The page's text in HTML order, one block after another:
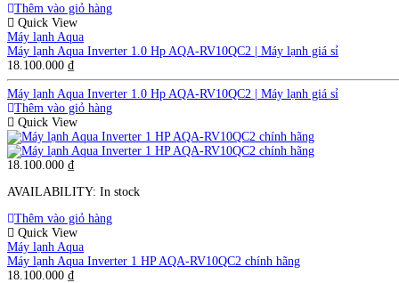
Thêm vào giỏ hàng
Quick View
Máy lạnh Aqua
Máy lạnh Aqua Inverter 1.0 Hp AQA-RV10QC2 | Máy lạnh giá sỉ
18.100.000 ₫
Máy lạnh Aqua Inverter 1.0 Hp AQA-RV10QC2 | Máy lạnh giá sỉ
Thêm vào giỏ hàng
Quick View
18.100.000 ₫
AVAILABILITY: In stock
Thêm vào giỏ hàng
Quick View
Máy lạnh Aqua
Máy lạnh Aqua Inverter 1 HP AQA-RV10QC2 chính hãng
18.100.000 ₫